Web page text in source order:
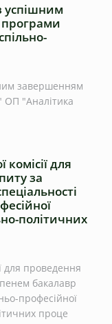
успішним
завершенням
ОП "Аналітика
для
за
політичних
для проведення
бакалавр
професійної
проце